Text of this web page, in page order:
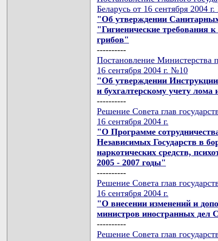
Беларусь от 16 сентября 2004
"Об утверждении
"Гигиенические требования
грибов"
----------
Постановление Министерства
16 сентября 2004 г. №10
"Об утверждении
и бухгалтерскому учету
----------
Решение Совета глав
16 сентября 2004 г.
"О Программе
Независимых Государств в
наркотических средств,
2005 - 2007 годы"
----------
Решение Совета глав
16 сентября 2004 г.
"О внесении изменений и
министров иностранных дел
----------
Решение Совета глав